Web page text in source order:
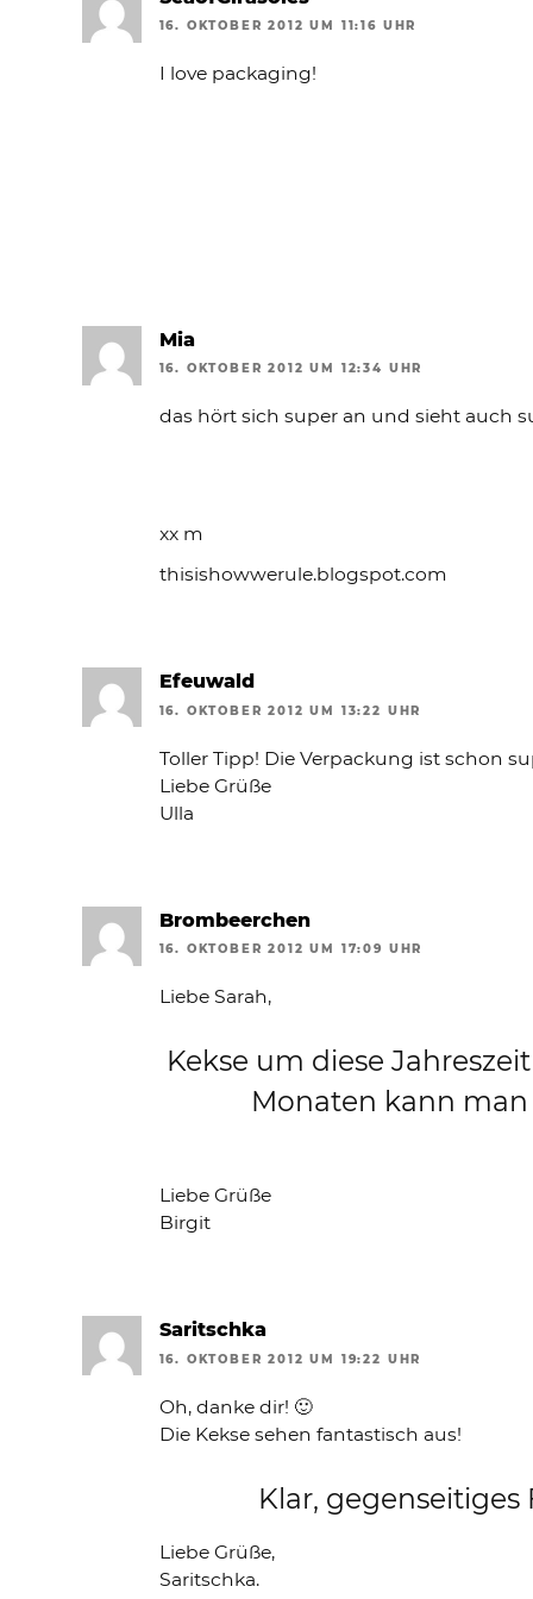
16. OKTOBER 2012 UM 11:16 UHR
I love packaging!
Mia
16. OKTOBER 2012 UM 12:34 UHR
das hört sich super an und sieht auch
xx m
thisishowwerule.blogspot.com
Efeuwald
16. OKTOBER 2012 UM 13:22 UHR
Toller Tipp! Die Verpackung ist schon
Liebe Grüße
Ulla
Brombeerchen
16. OKTOBER 2012 UM 17:09 UHR
Liebe Sarah,
Kekse um diese
Monaten kann man
Liebe Grüße
Birgit
Saritschka
16. OKTOBER 2012 UM 19:22 UHR
Oh, danke dir! 🙂
Die Kekse sehen fantastisch aus!
Klar,
Liebe Grüße,
Saritschka.